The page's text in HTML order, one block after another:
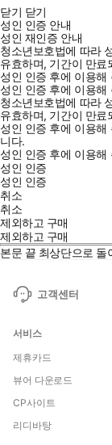
닫기 닫기
성인 인증 안내
성인 재인증 안내
청소년보호법에 따라
유효하며, 기간이 만
성인 인증 후에 이용
성인 인증 후에 이용해
청소년보호법에 따라
유효하며, 기간이 만
성인 인증 후에 이용
니다.
성인 인증 후에 이용해
성인 인증
성인 인증
취소
취소
제외하고 구매
제외하고 구매
본문 끝 최상단으로 돌
고객센터
서비스
제휴카드
뷰어 다운로드
CP사이트
리디바탕